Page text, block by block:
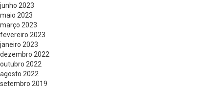
junho 2023
maio 2023
março 2023
fevereiro 2023
janeiro 2023
dezembro 2022
outubro 2022
agosto 2022
setembro 2019